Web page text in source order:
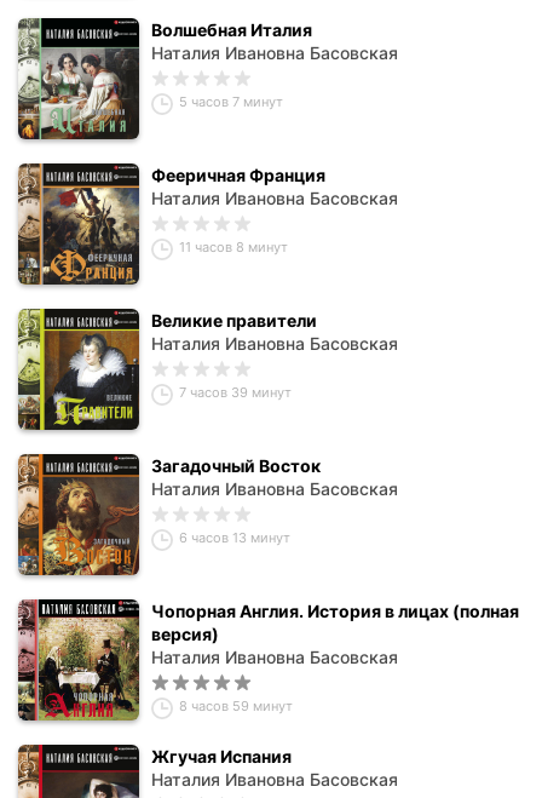
Волшебная Италия
Наталия Ивановна Басовская
5 часов 7 минут
Фееричная Франция
Наталия Ивановна Басовская
11 часов 8 минут
Великие правители
Наталия Ивановна Басовская
7 часов 39 минут
Загадочный Восток
Наталия Ивановна Басовская
6 часов 13 минут
Чопорная Англия. История в лицах (полная
версия)
Наталия Ивановна Басовская
8 часов 59 минут
Жгучая Испания
Наталия Ивановна Басовская